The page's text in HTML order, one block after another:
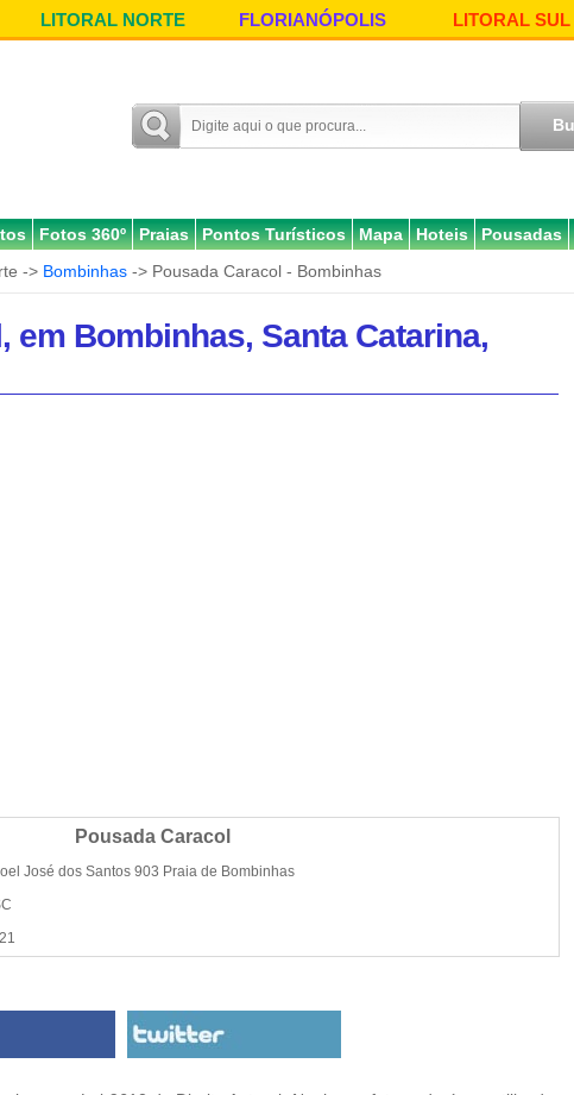
LITORAL NORTE FLORIANÓPOLIS LITORAL SUL
Fotos 360º Praias Pontos Turísticos Mapa Hoteis Pousadas
-> Bombinhas -> Pousada Caracol - Bombinhas
em Bombinhas, Santa Catarina,
Pousada Caracol
José dos Santos 903 Praia de Bombinhas